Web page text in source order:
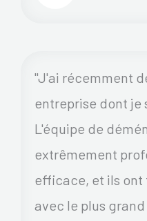
"J'ai récemment
entreprise dont je
L'équipe de
extrêmement
efficace, et ils ont
avec le plus grand